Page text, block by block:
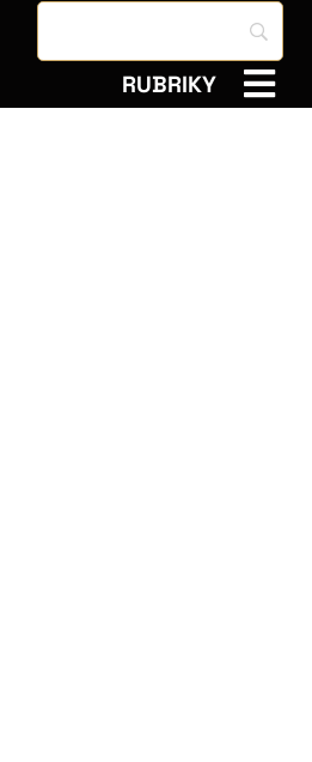
RUBRIKY